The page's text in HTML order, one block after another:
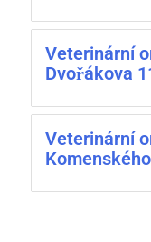
Veterinární
Dvořákova
Veterinární